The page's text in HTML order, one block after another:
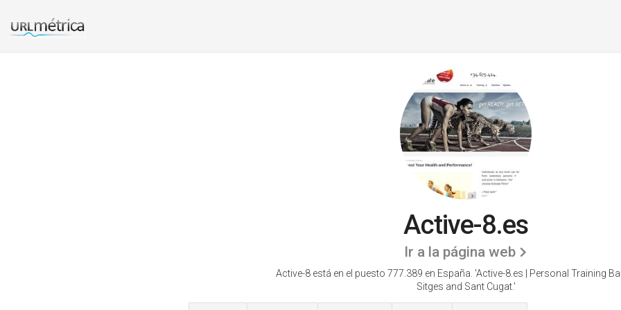
Active-8.es
Ir a la página web
Active-8 está en el puesto 777.389 en España. 'Active-8.es | Personal Training
Sitges and Sant Cugat.'